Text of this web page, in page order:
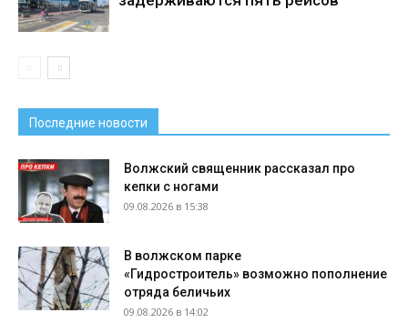
Последние новости
Волжский священник рассказал про
кепки с ногами
09.08.2026 в 15:38
В волжском парке
«Гидростроитель» возможно пополнение
отряда беличьих
09.08.2026 в 14:02